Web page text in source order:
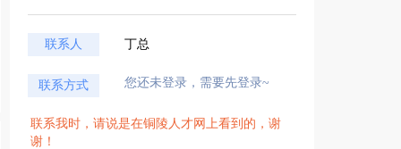
联系人 丁总
联系方式 您还未登录，需要先登录~
联系我时，请说是在铜陵人才网上看到的，谢
谢！